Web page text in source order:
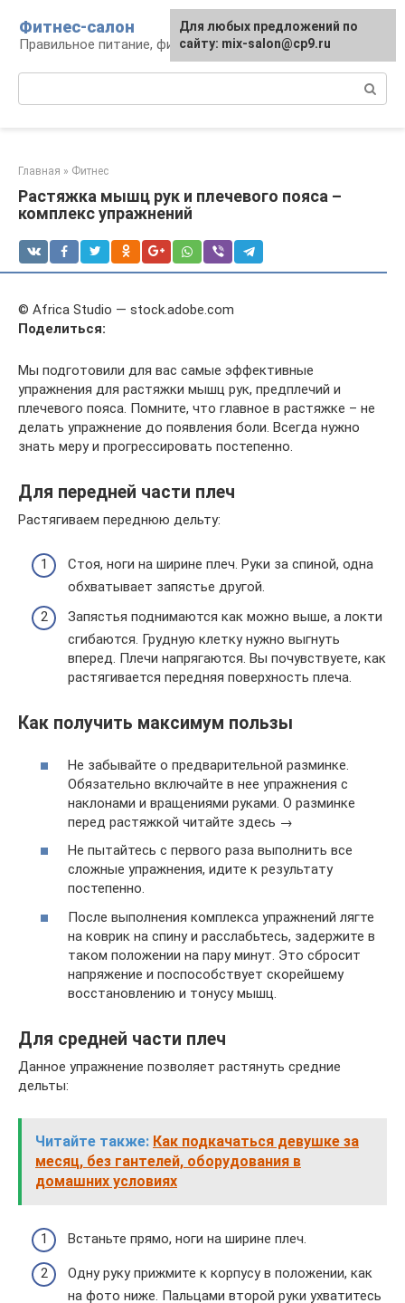
контенту
Фитнес-салон
Правильное питание, фитнес, образ жизни
Главная » Фитнес
Растяжка мышц рук и плечевого пояса –
комплекс упражнений
© Africa Studio — stock.adobe.com
Поделиться:
Мы подготовили для вас самые эффективные
упражнения для растяжки мышц рук, предплечий и
плечевого пояса. Помните, что главное в растяжке – не
делать упражнение до появления боли. Всегда нужно
знать меру и прогрессировать постепенно.
Для передней части плеч
Растягиваем переднюю дельту:
Стоя, ноги на ширине плеч. Руки за спиной, одна
обхватывает запястье другой.
Запястья поднимаются как можно выше, а локти
сгибаются. Грудную клетку нужно выгнуть
вперед. Плечи напрягаются. Вы почувствуете, как
растягивается передняя поверхность плеча.
Как получить максимум пользы
Не забывайте о предварительной разминке.
Обязательно включайте в нее упражнения с
наклонами и вращениями руками. О разминке
перед растяжкой читайте здесь →
Не пытайтесь с первого раза выполнить все
сложные упражнения, идите к результату
постепенно.
После выполнения комплекса упражнений лягте
на коврик на спину и расслабьтесь, задержите в
таком положении на пару минут. Это сбросит
напряжение и поспособствует скорейшему
восстановлению и тонусу мышц.
Для средней части плеч
Данное упражнение позволяет растянуть средние
дельты:
Читайте также: Как подкачаться девушке за
месяц, без гантелей, оборудования в
домашних условиях
Встаньте прямо, ноги на ширине плеч.
Одну руку прижмите к корпусу в положении, как
на фото ниже. Пальцами второй руки ухватитесь
Для любых предложений по
сайту: mix-salon@cp9.ru